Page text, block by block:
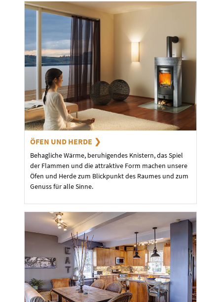
ÖFEN UND HERDE
Behagliche Wärme, beruhigendes Knistern, das Spiel
der Flammen und die attraktive Form machen unsere
Öfen und Herde zum Blickpunkt des Raumes und zum
Genuss für alle Sinne.